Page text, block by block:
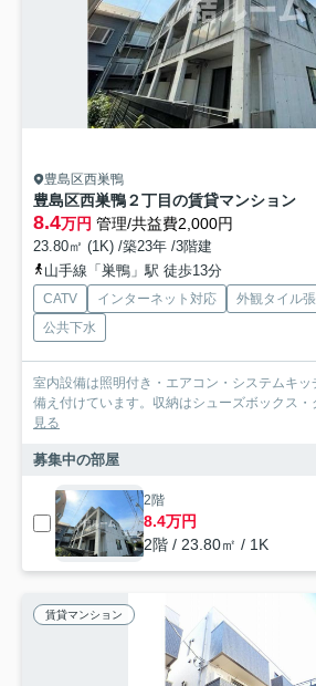
豊島区西巣鴨
豊島区西巣鴨２丁目の賃貸マンション
8.4万円 管理/共益費2,000円
23.80㎡ (1K) /築23年 /3階建
山手線「巣鴨」駅 徒歩13分
CATV インターネット対応 外観タイル張
公共下水
室内設備は照明付き・エアコン・システムキ
備え付けています。収納はシューズボックス・
見る
募集中の部屋
2階
8.4万円
2階 / 23.80㎡ / 1K
賃貸マンション